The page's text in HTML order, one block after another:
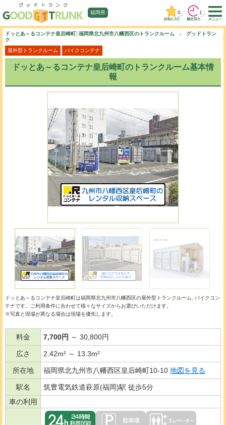
福岡県 0 1
ドッとあ～るコンテナ皇后崎町│福岡県北九州市八幡西区のトランクルーム - グッドトラン
ク
屋外型トランクルーム
バイクコンテナ
ドッとあ～るコンテナ皇后崎町のトランクルーム基本情
報
ドッとあ～るコンテナ皇后崎町は福岡県北九州市八幡西区の屋外型トランクルーム
バイクコン
テナです。ご利用条件に合わせて様々なサイズからお選びいただけます。
※写真と現場が異なる場合は現場を優先します。
料金 7,700円 ～ 30,800円
広さ 2.42m² ～ 13.3m²
所在地 福岡県北九州市八幡西区皇后崎町10-10 地図を見る
駅名
筑豊電気鉄道萩原(福岡)駅 徒歩5分
車の利用